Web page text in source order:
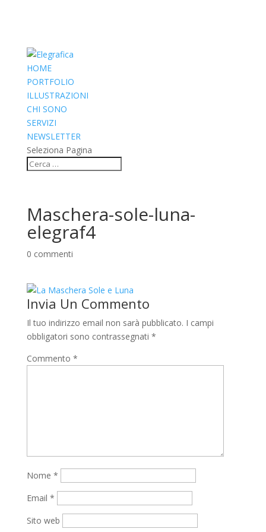
HOME
PORTFOLIO
ILLUSTRAZIONI
CHI SONO
SERVIZI
NEWSLETTER
Seleziona Pagina
Maschera-sole-luna-
elegraf4
0 commenti
Invia Un Commento
Il tuo indirizzo email non sarà pubblicato. I campi
obbligatori sono contrassegnati *
Commento *
Nome *
Email *
Sito web